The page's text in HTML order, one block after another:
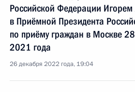
Российской Федерации
в Приёмной Президента
по приёму граждан в Москве
2021 года
26 декабря 2022 года, 19:04